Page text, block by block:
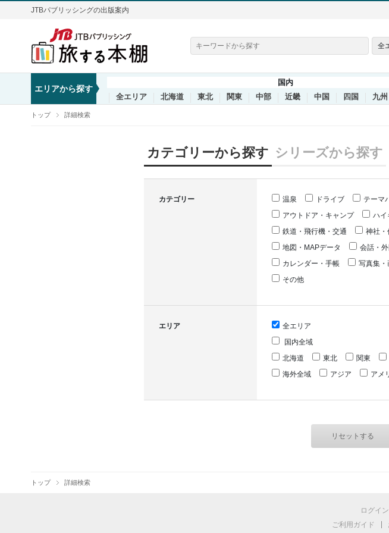
JTBパブリッシングの出版案内
全
エリアから探す
国内
全エリア
北海道 東北 関東 中部 近畿 中国 四国 九
トップ 詳細検索
カテゴリーから探す シリーズから探す
カテゴリー 温泉 ドライブ テーマ
アウトドア・キャンプ
ハイ
鉄道・飛行機・交通
神社・
地図・MAPデータ
会話・
カレンダー・手帳
写真集・
その他
エリア
全エリア
国内全域
北海道
東北 関東
海外全域
アジア アメ
トップ 詳細検索
ログイン
ご利用ガイド